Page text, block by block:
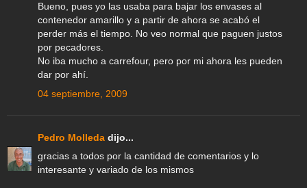
Bueno, pues yo las usaba para bajar los envases al
contenedor amarillo y a partir de ahora se acabó el
perder más el tiempo. No veo normal que paguen justos
por pecadores.
No iba mucho a carrefour, pero por mi ahora les pueden
dar por ahí.
04 septiembre, 2009
Pedro Molleda dijo...
gracias a todos por la cantidad de comentarios y lo
interesante y variado de los mismos